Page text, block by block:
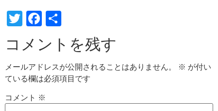
TwitterFacebook
有
コメントを残す
メールアドレスが公開されることはありません。 ※ が付い
ている欄は必須項目です
コメント ※